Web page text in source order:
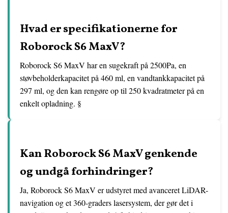
Hvad er specifikationerne for
Roborock S6 MaxV?
Roborock S6 MaxV har en sugekraft på 2500Pa, en
støvbeholderkapacitet på 460 ml, en vandtankkapacitet på
297 ml, og den kan rengøre op til 250 kvadratmeter på en
enkelt opladning. §
Kan Roborock S6 MaxV genkende
og undgå forhindringer?
Ja, Roborock S6 MaxV er udstyret med avanceret LiDAR-
navigation og et 360-graders lasersystem, der gør det i